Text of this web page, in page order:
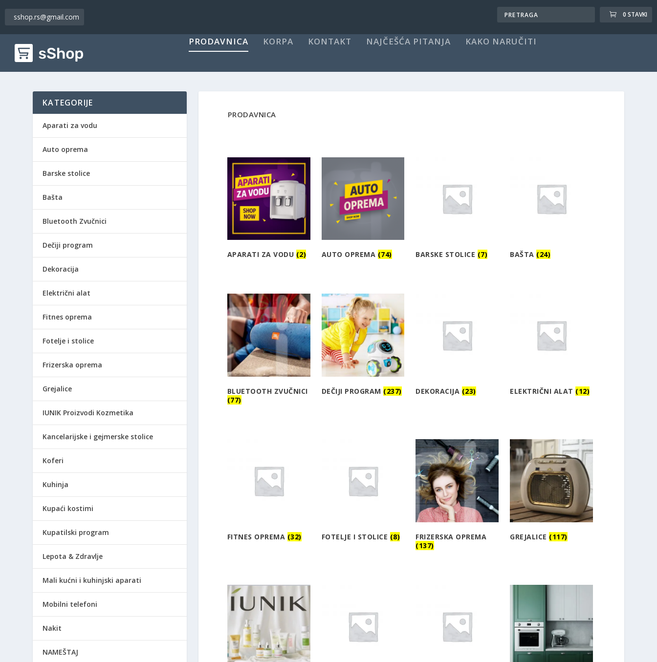
sshop.rs@gmail.com 0 STAVKI
PRODAVNICA KORPA KONTAKT NAJČEŠĆA PITANJA KAKO NARUČITI
PRODAVNICA
APARATI ZA VODU (2) AUTO OPREMA (74) BARSKE STOLICE (7) BAŠTA (24)
BLUETOOTH ZVUČNICI
(77)
DEČIJI PROGRAM (237) DEKORACIJA (23) ELEKTRIČNI ALAT (12)
FITNES OPREMA (32) FOTELJE I STOLICE (8)
FRIZERSKA OPREMA
(137)
GREJALICE (117)
KATEGORIJE
Aparati za vodu
Auto oprema
Barske stolice
Bašta
Bluetooth Zvučnici
Dečiji program
Dekoracija
Električni alat
Fitnes oprema
Fotelje i stolice
Frizerska oprema
Grejalice
IUNIK Proizvodi Kozmetika
Kancelarijske i gejmerske stolice
Koferi
Kuhinja
Kupaći kostimi
Kupatilski program
Lepota & Zdravlje
Mali kućni i kuhinjski aparati
Mobilni telefoni
Nakit
NAMEŠTAJ